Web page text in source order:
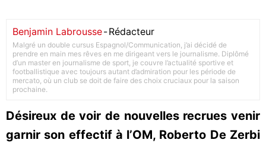
Benjamin Labrousse-Rédacteur
Malgré un double cursus Espagnol/Communication, j’ai décidé de
prendre en main mes rêves en me dirigeant vers le journalisme. Diplômé
d’un master en journalisme de sport, je couvre l’actualité sportive et
footballistique avec toujours autant d’admiration pour les période de
mercato, où un club se doit de faire des choix cruciaux pour la saison
prochaine.
Désireux de voir de nouvelles recrues venir
garnir son effectif à l’OM, Roberto De Zerbi